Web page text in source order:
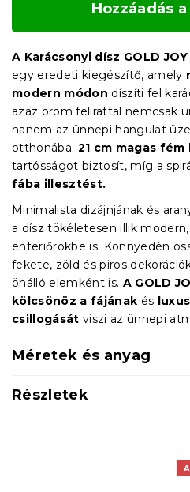
Hozzáadás
A Karácsonyi dísz GOLD
egy eredeti kiegészítő, amely
modern módon díszíti fel
azaz öröm felirattal nemcsak
hanem az ünnepi hangulat
otthonába. 21 cm magas
tartósságot biztosít, míg a
fába illesztést.
Minimalista dizájnjának és
a dísz tökéletesen illik
enteriőrökbe is. Könnyedén
fekete, zöld és piros
önálló elemként is. A GOLD
kölcsönöz a fájának és
csillogását viszi az ünnepi
Méretek és anyag
Részletek